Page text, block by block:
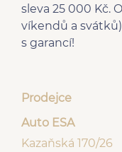
sleva 25 000 Kč.
víkendů a
s garancí!
Prodejce
Auto ESA
Kazaňská 170/26